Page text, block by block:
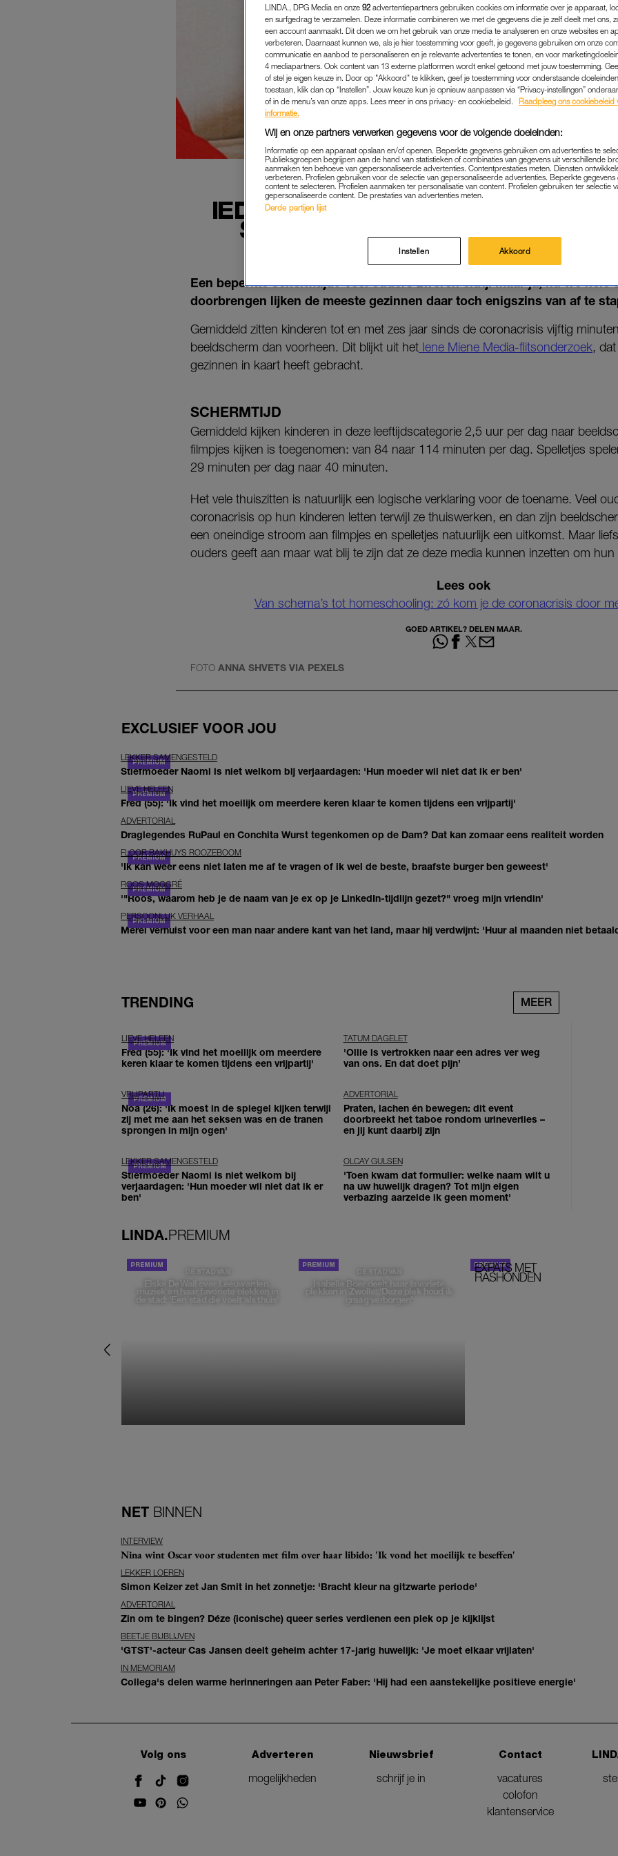
IEDEREEN THUIS EN DAT
SCHERMTIJD VOOR JONGE
NIEUWS|LINDA.
01-04-2020 MARLIE VAN ZOGGEL
Een beperkte schermtijd? Veel ouders zweren erbij. Maar ja, nu we hele
doorbrengen lijken de meeste gezinnen daar toch enigszins van af te
Gemiddeld zitten kinderen tot en met zes jaar sinds de coronacrisis vijftig
beeldscherm dan voorheen. Dit blijkt uit het Iene Miene Media-flitsonderzoek,
gezinnen in kaart heeft gebracht.
SCHERMTIJD
Gemiddeld kijken kinderen in deze leeftijdscategorie 2,5 uur per dag naar
filmpjes kijken is toegenomen: van 84 naar 114 minuten per dag. Spelletjes
29 minuten per dag naar 40 minuten.
Het vele thuiszitten is natuurlijk een logische verklaring voor de toename. Veel
coronacrisis op hun kinderen letten terwijl ze thuiswerken, en dan zijn
een oneindige stroom aan filmpjes en spelletjes natuurlijk een uitkomst. Maar
ouders geeft aan maar wat blij te zijn dat ze deze media kunnen inzetten om
Lees ook
Van schema’s tot homeschooling: zó kom je de coronacrisis door
GOED ARTIKEL? DELEN MAAR.
FOTO ANNA SHVETS VIA PEXELS
EXCLUSIEF VOOR JOU
LEKKER SAMENGESTELD
Stiefmoeder Naomi is niet welkom bij verjaardagen: 'Hun moeder wil niet dat ik er ben'
LIEVE HELEEN
Fred (55): 'Ik vind het moeilijk om meerdere keren klaar te komen tijdens een vrijpartij'
ADVERTORIAL
Draglegendes RuPaul en Conchita Wurst tegenkomen op de Dam? Dat kan zomaar eens realiteit worden
FLOOR BAKHUYS ROOZEBOOM
'Ik kan weer eens niet laten me af te vragen of ik wel de beste, braafste burger ben geweest'
ROOS MOGGRÉ
'"Roos, waarom heb je de naam van je ex op je LinkedIn-tijdlijn gezet?" vroeg mijn vriendin'
PERSOONLIJK VERHAAL
Merel verhuist voor een man naar andere kant van het land, maar hij verdwijnt: 'Huur al maanden niet
TRENDING MEER
LIEVE HELEEN
Fred (55): 'Ik vind het moeilijk om meerdere
keren klaar te komen tijdens een vrijpartij'
TATUM DAGELET
'Ollie is vertrokken naar een adres ver weg
van ons. En dat doet pijn’
VRIJPARTIJ
Noa (26): 'Ik moest in de spiegel kijken terwijl
zij met me aan het seksen was en de tranen
sprongen in mijn ogen'
ADVERTORIAL
Praten, lachen én bewegen: dit event
doorbreekt het taboe rondom urineverlies –
en jij kunt daarbij zijn
LEKKER SAMENGESTELD
Stiefmoeder Naomi is niet welkom bij
verjaardagen: 'Hun moeder wil niet dat ik er
ben'
OLCAY GULSEN
'Toen kwam dat formulier: welke naam wilt u
na uw huwelijk dragen? Tot mijn eigen
verbazing aarzelde ik geen moment'
LINDA.PREMIUM
DE STAD VAN
Elske DeWall over Leeuwarden,
muziek en haar favoriete plekken in
de stad: 'Een stad die voelt als thuis'
DE STAD VAN
Isabelle Boer deelt haar favoriete
plekken in Zwolle: 'Deze plek houd ik
graag verborgen'
EXPATS MET
RASHONDEN
NET BINNEN
INTERVIEW
Nina wint Oscar voor studenten met film over haar libido: 'Ik vond het moeilijk te beseffen'
LEKKER LOEREN
Simon Keizer zet Jan Smit in het zonnetje: 'Bracht kleur na gitzwarte periode'
ADVERTORIAL
Zin om te bingen? Déze (iconische) queer series verdienen een plek op je kijklijst
BEETJE BIJBLIJVEN
'GTST'-acteur Cas Jansen deelt geheim achter 17-jarig huwelijk: 'Je moet elkaar vrijlaten'
IN MEMORIAM
Collega's delen warme herinneringen aan Peter Faber: 'Hij had een aanstekelijke positieve energie'
Volg ons
Adverteren
mogelijkheden
Nieuwsbrief
schrijf je in
Contact
vacatures
colofon
klantenservice
LINDA., DPG Media en onze 92 advertentiepartners gebruiken cookies om informatie over je apparaat,
en surfgedrag te verzamelen. Deze informatie combineren we met de gegevens die je zelf deelt met ons,
een account aanmaakt. Dit doen we om het gebruik van onze media te analyseren en onze websites en
verbeteren. Daarnaast kunnen we, als je hier toestemming voor geeft, je gegevens gebruiken om onze
communicatie en aanbod te personaliseren en je relevante advertenties te tonen, en voor
4 mediapartners. Ook content van 13 externe platformen wordt enkel getoond met jouw toestemming.
of stel je eigen keuze in. Door op "Akkoord" te klikken, geef je toestemming voor onderstaande
toestaan, klik dan op “Instellen”. Jouw keuze kun je opnieuw aanpassen via “Privacy-instellingen”
of in de menu’s van onze apps. Lees meer in ons privacy- en cookiebeleid.
Raadpleeg ons cookiebeleid
informatie.
Wij en onze partners verwerken gegevens voor de volgende doeleinden:
Informatie op een apparaat opslaan en/of openen. Beperkte gegevens gebruiken om advertenties te
Publieksgroepen begrijpen aan de hand van statistieken of combinaties van gegevens uit verschillende
aanmaken ten behoeve van gepersonaliseerde advertenties. Contentprestaties meten. Diensten
verbeteren. Profielen gebruiken voor de selectie van gepersonaliseerde advertenties. Beperkte
content te selecteren. Profielen aanmaken ter personalisatie van content. Profielen gebruiken ter selectie
gepersonaliseerde content. De prestaties van advertenties meten.
Derde partijen lijst
Instellen Akkoord